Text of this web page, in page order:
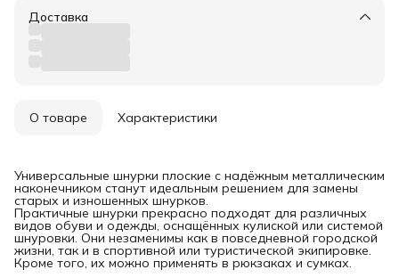
Доставка
О товаре Характеристики
Универсальные шнурки плоские с надёжным металлическим
наконечником станут идеальным решением для замены
старых и изношенных шнурков.
Практичные шнурки прекрасно подходят для различных
видов обуви и одежды, оснащённых кулиской или системой
шнуровки. Они незаменимы как в повседневной городской
жизни, так и в спортивной или туристической экипировке.
Кроме того, их можно применять в рюкзаках и сумках.